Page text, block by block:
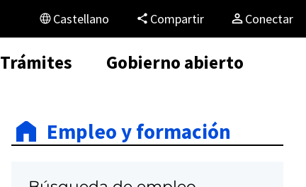
Castellano Compartir Conectar
Trámites Gobierno abierto
Empleo y formación